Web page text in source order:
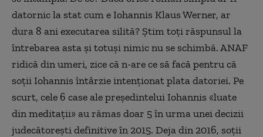
datornic la stat cum e Iohannis Klaus Werner, ar
dura 8 ani executarea silită? Ştim toţi răspunsul la
întrebarea asta şi totuşi nimic nu se schimbă. ANAF
ridică din umeri, zice că n-are ce să facă pentru că
soţii Iohannis întârzie intenţionat plata datoriei. Pe
scurt, cele 6 case ale preşedintelui Iohannis «luate
din meditaţii» au rămas doar 5 în urma unei decizii
judecătoreşti definitive în 2015. Deja din 2016, soţii